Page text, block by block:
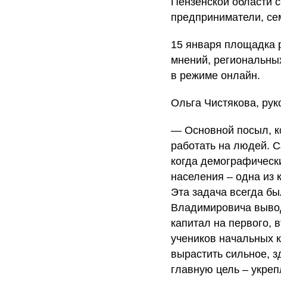
предприниматели,
15 января площадка
мнений,
в режиме онлайн.
Ольга Чистякова,
— Основной посыл,
работать на людей.
когда
населения – одна из
Эта задача всегда
Владимировича
капитал на первого,
учеников начальных
вырастить сильное,
главную цель –